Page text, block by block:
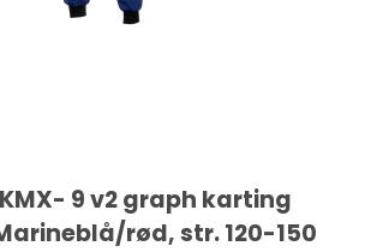
9 v2 graph karting
rød, str. 120-150